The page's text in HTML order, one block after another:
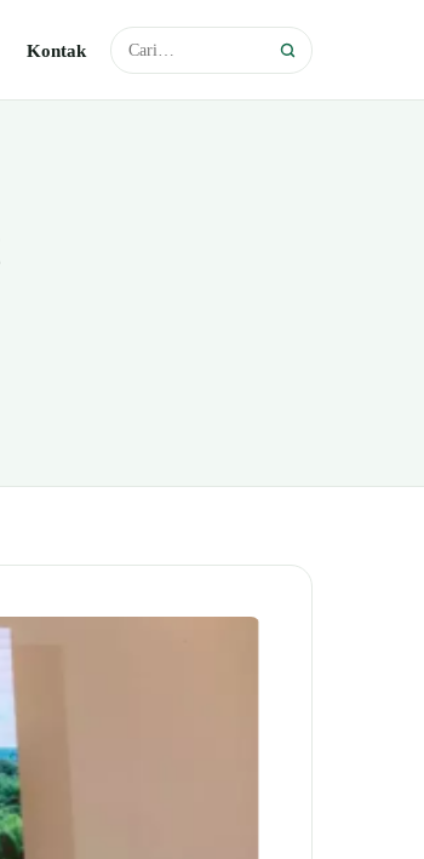
Kontak